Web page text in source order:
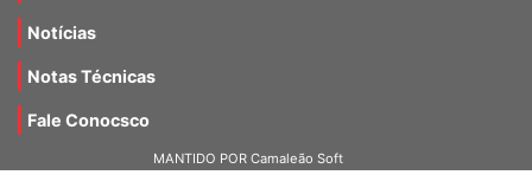
Notícias
Notas Técnicas
Fale Conocsco
MANTIDO POR Camaleão Soft